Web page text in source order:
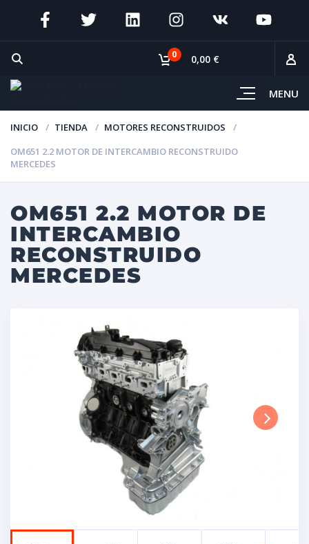
MENU
0 0,00 €
INICIO TIENDA
MOTORES RECONSTRUIDOS
OM651 2.2 MOTOR DE INTERCAMBIO RECONSTRUIDO
MERCEDES
OM651 2.2 MOTOR DE
INTERCAMBIO
RECONSTRUIDO
MERCEDES